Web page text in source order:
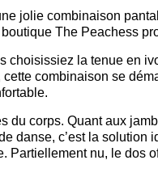
jolie combinaison
The Peachess
choisissiez la tenue en
combinaison se
du corps. Quant aux
danse, c’est la solution
Partiellement nu, le dos